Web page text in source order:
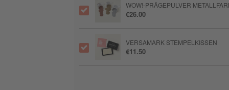
WOW!-PRÄGEPULVER
€26.00
VERSAMARK STEMPELKISSEN
€11.50